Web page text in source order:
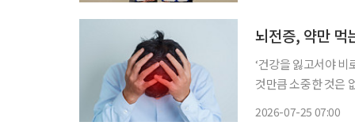
뇌전증, 약만
‘건강을 잃고서야
것만큼 소중한 것은
2026-07-25 07:00